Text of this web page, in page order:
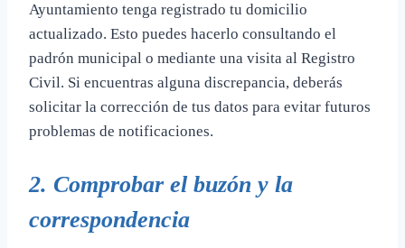
Ayuntamiento tenga registrado tu domicilio
actualizado. Esto puedes hacerlo consultando el
padrón municipal o mediante una visita al Registro
Civil. Si encuentras alguna discrepancia, deberás
solicitar la corrección de tus datos para evitar futuros
problemas de notificaciones.
2. Comprobar el buzón y la
correspondencia